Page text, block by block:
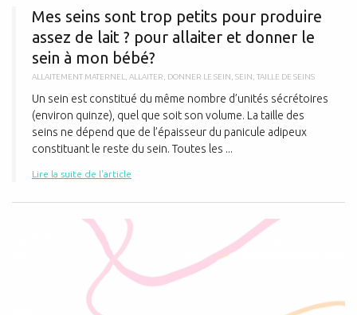
Mes seins sont trop petits pour produire
assez de lait ? pour allaiter et donner le
sein à mon bébé?
ALLAITEMENT MATERNEL ALLAITER DONNER LE SEIN SEIN TAILLE DE SEINS
Un sein est constitué du même nombre d’unités sécrétoires
(environ quinze), quel que soit son volume. La taille des
seins ne dépend que de l’épaisseur du panicule adipeux
constituant le reste du sein. Toutes les ...
Lire la suite de l'article